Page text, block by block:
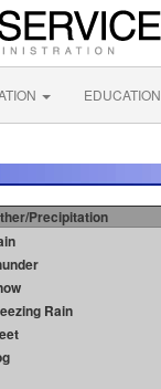
EDUCATION
Precipitation
Rain